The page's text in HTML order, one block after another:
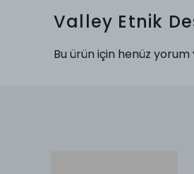
Valley Etnik
Bu ürün için henüz yorum